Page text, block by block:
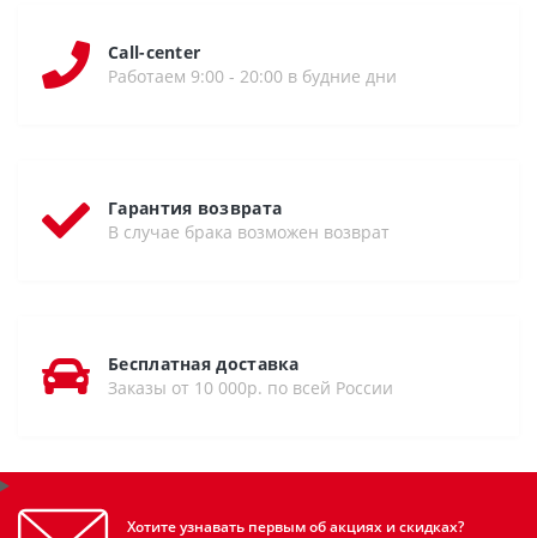
Call-center
Работаем 9:00 - 20:00 в будние дни
Гарантия возврата
В случае брака возможен возврат
Бесплатная доставка
Заказы от 10 000р. по всей России
Хотите узнавать первым об акциях и скидках?